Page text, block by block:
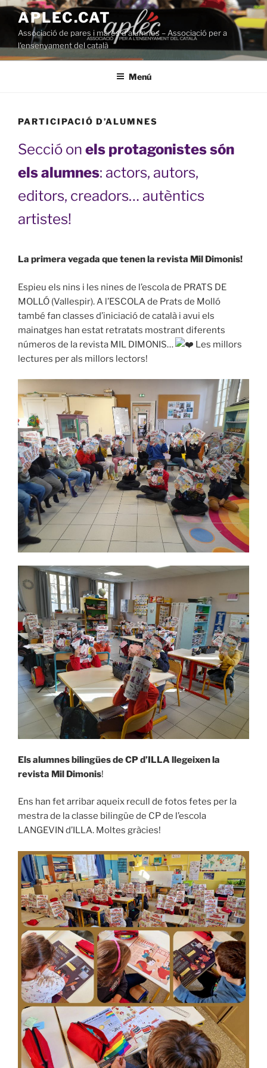
Vés
contingut
APLEC.CAT
Associació de pares i mares d'alumnes – Associació per a
l'ensenyament del català
Menú
PARTICIPACIÓ D’ALUMNES
Secció on els protagonistes són
els alumnes: actors, autors,
editors, creadors… autèntics
artistes!
La primera vegada que tenen la revista Mil Dimonis!
Espieu els nins i les nines de l’escola de PRATS DE
MOLLÓ (Vallespir). A l’ESCOLA de Prats de Molló
també fan classes d’iniciació de català i avui els
mainatges han estat retratats mostrant diferents
números de la revista MIL DIMONIS…
Les millors
lectures per als millors lectors!
Els alumnes bilingües de CP d’ILLA llegeixen la
revista Mil Dimonis!
Ens han fet arribar aqueix recull de fotos fetes per la
mestra de la classe bilingüe de CP de l’escola
LANGEVIN d’ILLA. Moltes gràcies!